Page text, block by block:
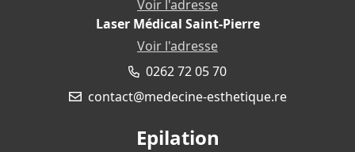
Voir l'adresse
27 rue du Pressoir
97424 Piton Saint-Leu
Laser Médical Saint-Pierre
Voir l'adresse
19 Chemin Château d'Eau
0262 72 05 70
contact@medecine-esthetique.re
Epilation